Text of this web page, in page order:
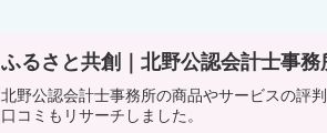
ふるさと共創｜北野公認会計士事
北野公認会計士事務所の商品やサービスの評
口コミもリサーチしました。